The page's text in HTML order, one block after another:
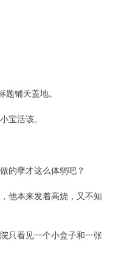
铺天盖地。
宝活该。
的孽才这么体弱吧？
他本来发着高烧，又不知
只看见一个小盒子和一张